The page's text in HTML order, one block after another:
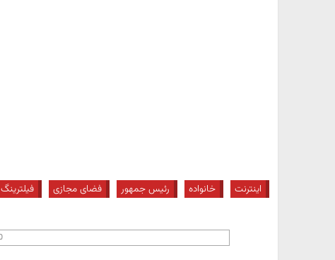
اینترنت خانواده رئیس جمهور فضای مجازی فیلترینگ